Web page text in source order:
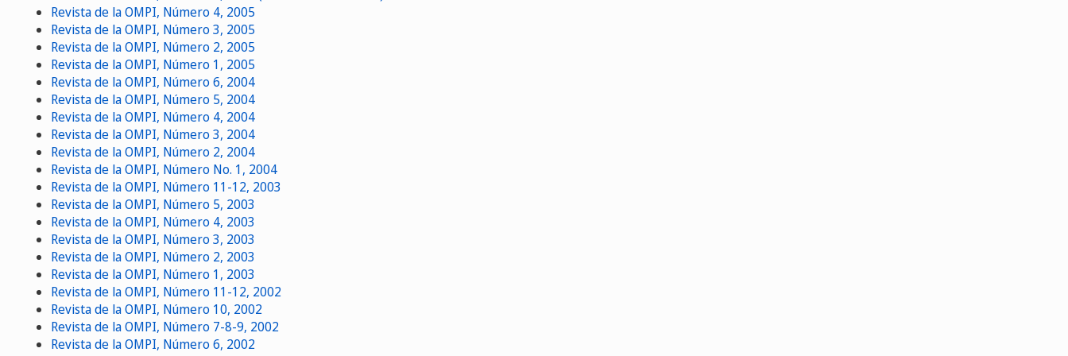
Revista de la OMPI, Número 4, 2005
Revista de la OMPI, Número 3, 2005
Revista de la OMPI, Número 2, 2005
Revista de la OMPI, Número 1, 2005
Revista de la OMPI, Número 6, 2004
Revista de la OMPI, Número 5, 2004
Revista de la OMPI, Número 4, 2004
Revista de la OMPI, Número 3, 2004
Revista de la OMPI, Número 2, 2004
Revista de la OMPI, Número No. 1, 2004
Revista de la OMPI, Número 11-12, 2003
Revista de la OMPI, Número 5, 2003
Revista de la OMPI, Número 4, 2003
Revista de la OMPI, Número 3, 2003
Revista de la OMPI, Número 2, 2003
Revista de la OMPI, Número 1, 2003
Revista de la OMPI, Número 11-12, 2002
Revista de la OMPI, Número 10, 2002
Revista de la OMPI, Número 7-8-9, 2002
Revista de la OMPI, Número 6, 2002